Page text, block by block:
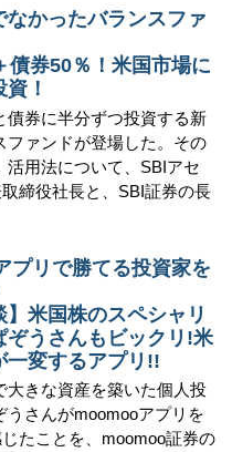
なかったバランスファ
債券50％！米国市場に
！
債券に半分ずつ投資する新
ファンドが登場した。その
活用法について、SBIアセ
締役社長と、SBI証券の長
プリで勝てる投資家を
】米国株のスペシャリ
ぞうさんもビックリ!米
一変するアプリ!!
大きな資産を築いた個人投
うさんがmoomooアプリを
たことを、moomoo証券の